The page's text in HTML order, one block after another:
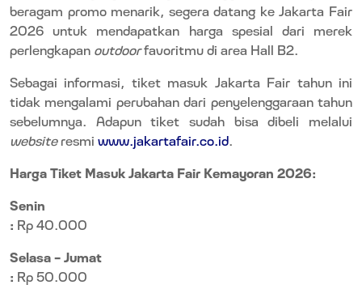
beragam promo menarik, segera datang ke Jakarta Fair
2026 untuk mendapatkan harga spesial dari merek
perlengkapan outdoorfavoritmu di area Hall B2.
Sebagai informasi, tiket masuk Jakarta Fair tahun ini
tidak mengalami perubahan dari penyelenggaraan tahun
sebelumnya. Adapun tiket sudah bisa dibeli melalui
websiteresmi www.jakartafair.co.id
Harga Tiket Masuk Jakarta Fair Kemayoran 2026:
Senin
: Rp 40.000
Selasa – Jumat
: Rp 50.000